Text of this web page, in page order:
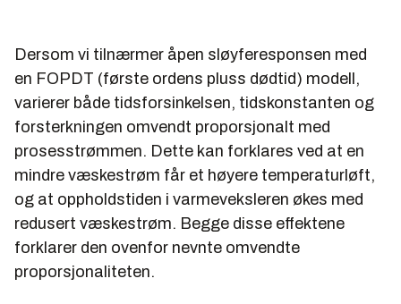
Dersom vi tilnærmer åpen sløyferesponsen med
en FOPDT (første ordens pluss dødtid) modell,
varierer både tidsforsinkelsen, tidskonstanten og
forsterkningen omvendt proporsjonalt med
prosesstrømmen. Dette kan forklares ved at en
mindre væskestrøm får et høyere temperaturløft,
og at oppholdstiden i varmeveksleren økes med
redusert væskestrøm. Begge disse effektene
forklarer den ovenfor nevnte omvendte
proporsjonaliteten.